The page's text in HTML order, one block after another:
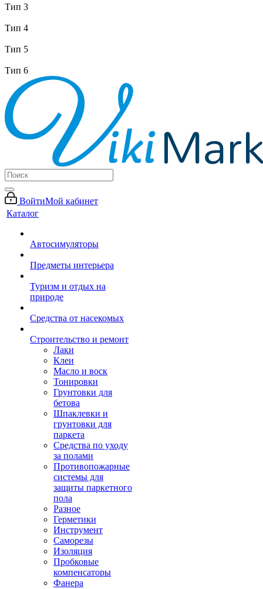
Тип 3
Тип 4
Тип 5
Тип 6
ВойтиМой кабинет
Каталог
Автосимуляторы
Предметы интерьера
Туризм и отдых на
природе
Средства от насекомых
Строительство и ремонт
Лаки
Клеи
Масло и воск
Тонировки
Грунтовки для
бетова
Шпаклевки и
грунтовки для
паркета
Средства по уходу
за полами
Противопожарные
системы для
защиты паркетного
пола
Разное
Герметики
Инструмент
Саморезы
Изоляция
Пробковые
компенсаторы
Фанера